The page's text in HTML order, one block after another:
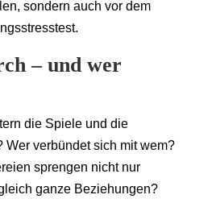
sondern auch vor dem
– und wer
die Spiele und die
Wer verbündet sich mit wem?
sprengen nicht nur
ganze Beziehungen?